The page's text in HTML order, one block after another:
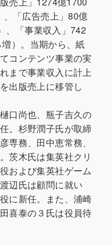
「広告売上」80億
、「事業収入」742
）。当期から、紙
コンテンツ事業の実
まで事業収入に計上
出版売上に移管し
口尚也、瓶子吉久の
。杉野潤子氏が取締
専務、田中恵常務、
茨木氏は集英社クリ
および集英社ゲーム
辺氏は顧問に就い
に新任。また、浦崎
喜泰の３氏は役員待